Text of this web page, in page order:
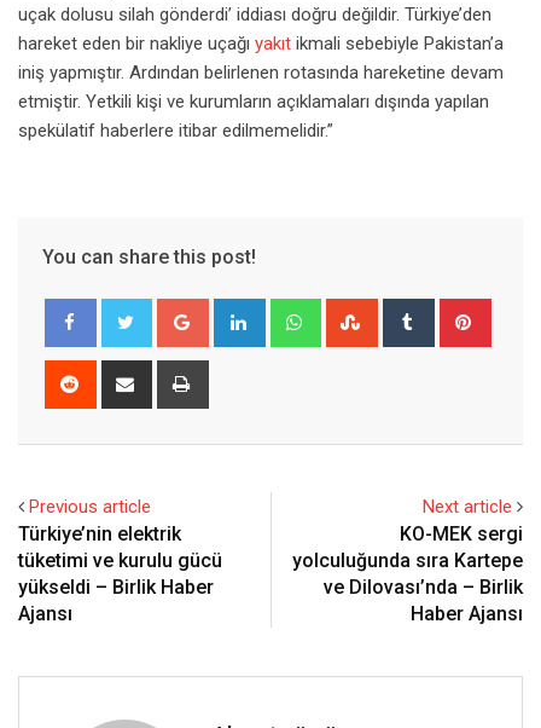
uçak dolusu silah gönderdi’ iddiası doğru değildir. Türkiye’den
hareket eden bir nakliye uçağı yakıt ikmali sebebiyle Pakistan’a
iniş yapmıştır. Ardından belirlenen rotasında hareketine devam
etmiştir. Yetkili kişi ve kurumların açıklamaları dışında yapılan
spekülatif haberlere itibar edilmemelidir.”
You can share this post!
Google+ LinkedIn WhatsappStumbleUpon
Tumblr
Reddit
Share
Previous article
Türkiye’nin elektrik
tüketimi ve kurulu gücü
yükseldi – Birlik Haber
Ajansı
Next article
KO-MEK sergi
yolculuğunda sıra Kartepe
ve Dilovası’nda – Birlik
Haber Ajansı